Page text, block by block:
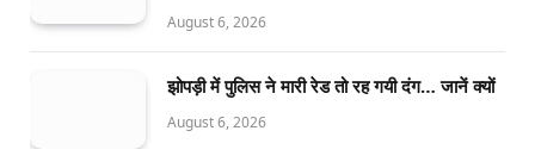
August 6, 2026
झोपड़ी में पुलिस ने मारी रेड तो रह गयी दंग… जानें क्यों
August 6, 2026